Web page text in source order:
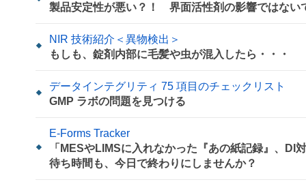
製品安定性が悪い？！ 界面活性剤の影響ではない
NIR 技術紹介＜異物検出＞
もしも、錠剤内部に毛髪や虫が混入したら・・・
データインテグリティ 75 項目のチェックリスト
GMP ラボの問題を見つける
E-Forms Tracker
「MESやLIMSに入れなかった『あの紙記録』、
待ち時間も、今日で終わりにしませんか？